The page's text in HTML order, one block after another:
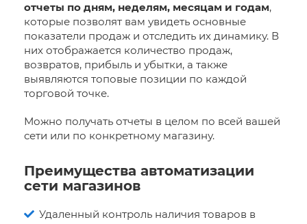
отчеты по дням, неделям, месяцам и годам,
которые позволят вам увидеть основные
показатели продаж и отследить их динамику. В
них отображается количество продаж,
возвратов, прибыль и убытки, а также
выявляются топовые позиции по каждой
торговой точке.
Можно получать отчеты в целом по всей вашей
сети или по конкретному магазину.
Преимущества автоматизации
сети магазинов
Удаленный контроль наличия товаров в